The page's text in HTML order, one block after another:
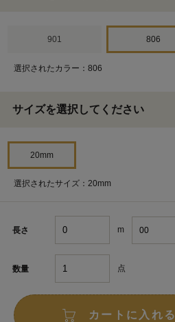
901 806
選択されたカラー：806
サイズを選択してください
20mm
選択されたサイズ：20mm
長さ m
数量 点
カートに入れる